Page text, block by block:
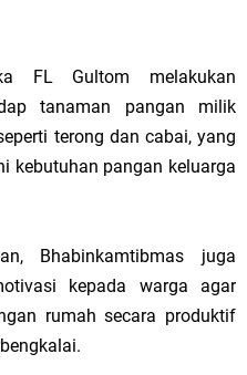
FL Gultom melakukan
tanaman pangan milik
terong dan cabai, yang
kebutuhan pangan keluarga
Bhabinkamtibmas juga
kepada warga agar
rumah secara produktif